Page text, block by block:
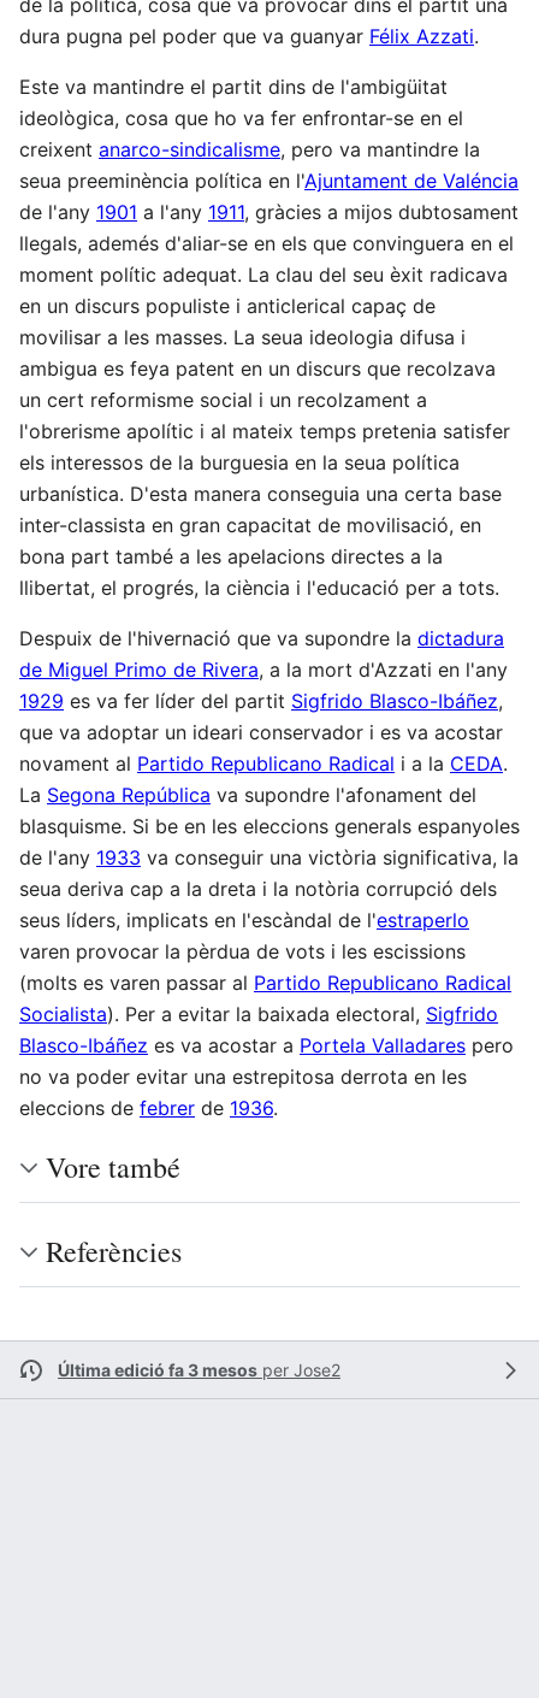
de la política, cosa que va provocar dins el partit una
dura pugna pel poder que va guanyar Félix Azzati.
Este va mantindre el partit dins de l'ambigüitat
ideològica, cosa que ho va fer enfrontar-se en el
creixent anarco-sindicalisme, pero va mantindre la
seua preeminència política en l'Ajuntament de Valéncia
de l'any 1901 a l'any 1911, gràcies a mijos dubtosament
llegals, ademés d'aliar-se en els que convinguera en el
moment polític adequat. La clau del seu èxit radicava
en un discurs populiste i anticlerical capaç de
movilisar a les masses. La seua ideologia difusa i
ambigua es feya patent en un discurs que recolzava
un cert reformisme social i un recolzament a
l'obrerisme apolític i al mateix temps pretenia satisfer
els interessos de la burguesia en la seua política
urbanística. D'esta manera conseguia una certa base
inter-classista en gran capacitat de movilisació, en
bona part també a les apelacions directes a la
llibertat, el progrés, la ciència i l'educació per a tots.
Despuix de l'hivernació que va supondre la dictadura
de Miguel Primo de Rivera, a la mort d'Azzati en l'any
1929 es va fer líder del partit Sigfrido Blasco-Ibáñez,
que va adoptar un ideari conservador i es va acostar
novament al Partido Republicano Radical i a la CEDA.
La Segona República va supondre l'afonament del
blasquisme. Si be en les eleccions generals espanyoles
de l'any 1933 va conseguir una victòria significativa, la
seua deriva cap a la dreta i la notòria corrupció dels
seus líders, implicats en l'escàndal de l'estraperlo
varen provocar la pèrdua de vots i les escissions
(molts es varen passar al Partido Republicano Radical
Socialista). Per a evitar la baixada electoral, Sigfrido
Blasco-Ibáñez es va acostar a Portela Valladares pero
no va poder evitar una estrepitosa derrota en les
eleccions de febrer de 1936.
Vore també
Referències
Última edició fa 3 mesos per Jose2